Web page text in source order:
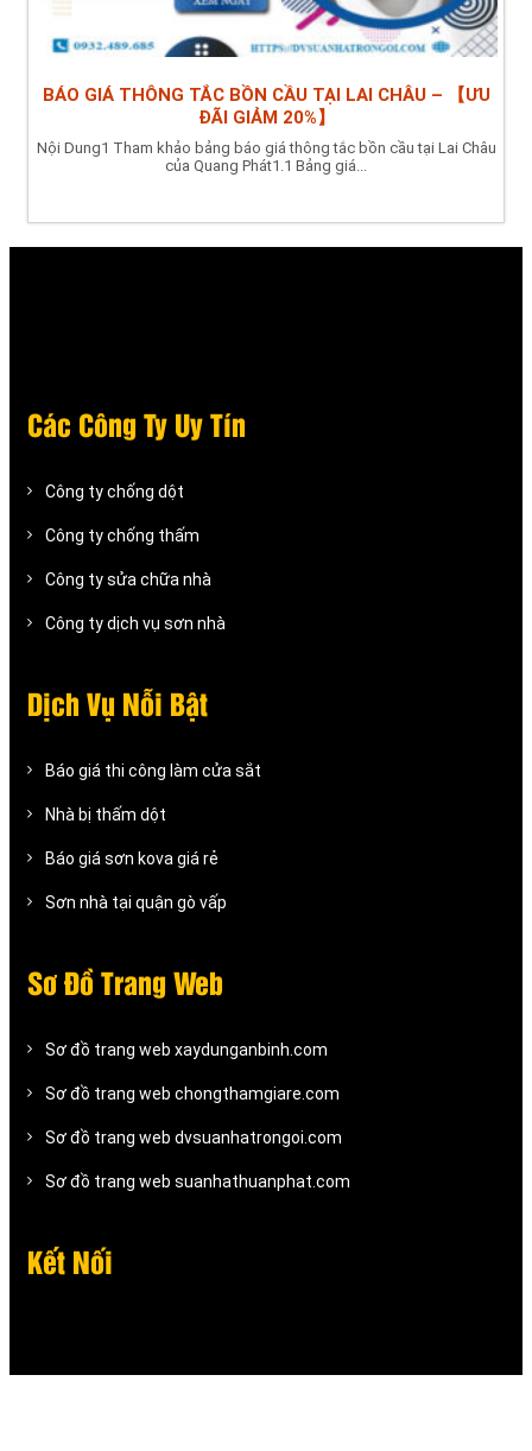
BÁO GIÁ THÔNG TẮC BỒN CẦU TẠI LAI CHÂU – 【ƯU
ĐÃI GIẢM 20%】
Nội Dung1 Tham khảo bảng báo giá thông tắc bồn cầu tại Lai Châu
của Quang Phát1.1 Bảng giá...
Các Công Ty Uy Tín
Công ty chống dột
Công ty chống thấm
Công ty sửa chữa nhà
Công ty dịch vụ sơn nhà
Dịch Vụ Nỗi Bật
Báo giá thi công làm cửa sắt
Nhà bị thấm dột
Báo giá sơn kova giá rẻ
Sơn nhà tại quận gò vấp
Sơ Đồ Trang Web
Sơ đồ trang web xaydunganbinh.com
Sơ đồ trang web chongthamgiare.com
Sơ đồ trang web dvsuanhatrongoi.com
Sơ đồ trang web suanhathuanphat.com
Kết Nối